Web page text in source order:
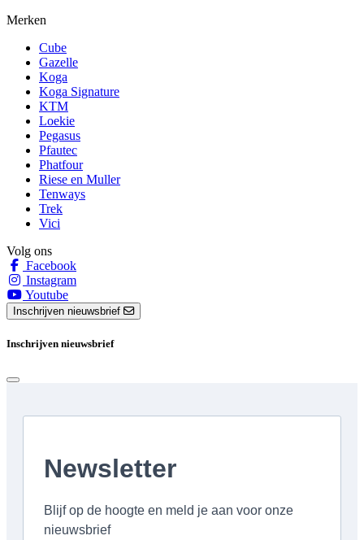
Merken
Cube
Gazelle
Koga
Koga Signature
KTM
Loekie
Pegasus
Pfautec
Phatfour
Riese en Muller
Tenways
Trek
Vici
Volg ons
Facebook
Instagram
Youtube
Inschrijven nieuwsbrief
Inschrijven nieuwsbrief